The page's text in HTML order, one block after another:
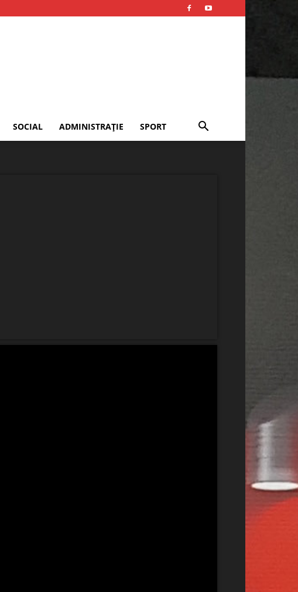
SOCIAL ADMINISTRAȚIE SPORT